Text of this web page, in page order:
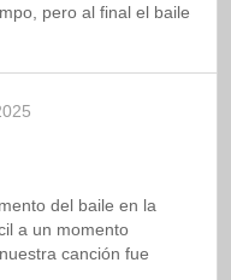
pero al final el baile
del baile en la
a un momento
canción fue